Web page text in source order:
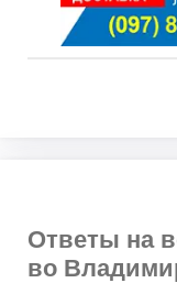
Ответы на
во